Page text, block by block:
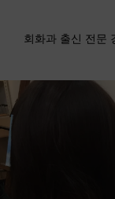
회화과 출신 전문